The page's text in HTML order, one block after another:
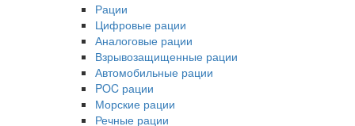
Рации
Цифровые рации
Аналоговые рации
Взрывозащищенные рации
Автомобильные рации
POC рации
Морские рации
Речные рации